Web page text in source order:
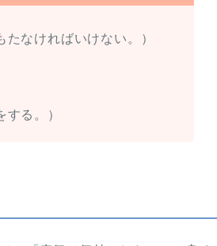
たなければいけない。）
する。）